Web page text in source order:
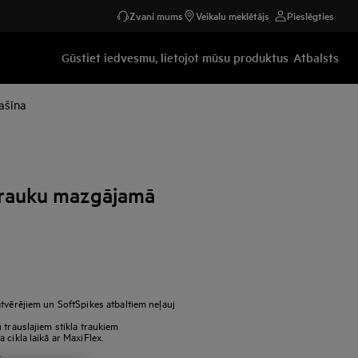
Zvani mums Veikalu meklētājs Pieslēgties
Gūstiet iedvesmu, lietojot mūsu produktus Atbalsts
mazgājamā
un SoftSpikes atbaltiem neļauj
trauslajiem stikla traukiem
cikla laikā ar MaxiFlex.